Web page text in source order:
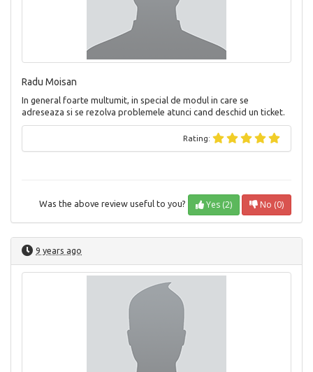
Radu Moisan
In general foarte multumit, in special de modul in care se
adreseaza si se rezolva problemele atunci cand deschid un ticket.
Rating:
Was the above review useful to you? Yes (2) No (0)
9 years ago